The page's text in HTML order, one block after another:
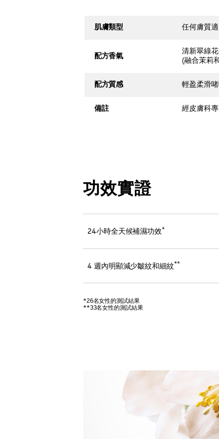
肌膚類型 任何膚質
配方香氣
清新翠綠
(融合茉莉
配方質感 輕盈柔滑
備註 經皮膚科
功效實證
24小時全天候補濕功效*
4 週內明顯減少皺紋和細紋**
*26名女性的測試結果
**33名女性的測試結果